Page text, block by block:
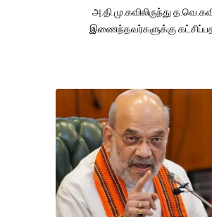
அ.தி.மு.கவிலிருந்து
இணைந்தவர்களுக்கு